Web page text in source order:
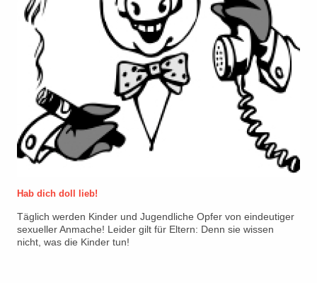
Hab dich doll lieb!
Täglich werden Kinder und Jugendliche Opfer von eindeutiger
sexueller Anmache! Leider gilt für Eltern: Denn sie wissen
nicht, was die Kinder tun!